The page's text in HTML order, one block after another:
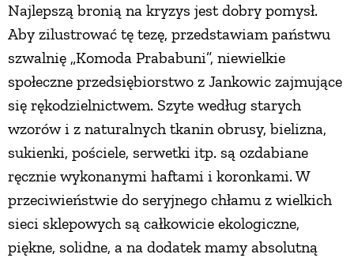
Najlepszą bronią na kryzys jest dobry pomysł.
Aby zilustrować tę tezę, przedstawiam państwu
szwalnię „Komoda Prababuni”, niewielkie
społeczne przedsiębiorstwo z Jankowic zajmujące
się rękodzielnictwem. Szyte według starych
wzorów i z naturalnych tkanin obrusy, bielizna,
sukienki, pościele, serwetki itp. są ozdabiane
ręcznie wykonanymi haftami i koronkami. W
przeciwieństwie do seryjnego chłamu z wielkich
sieci sklepowych są całkowicie ekologiczne,
piękne, solidne, a na dodatek mamy absolutną